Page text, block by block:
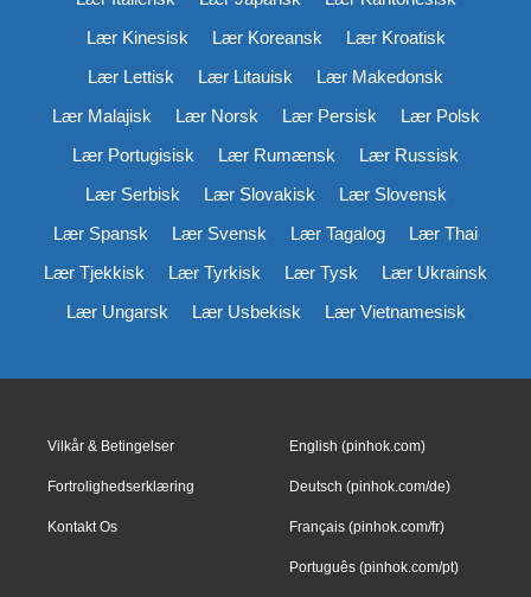
Lær Kinesisk
Lær Koreansk
Lær Kroatisk
Lær Lettisk
Lær Litauisk
Lær Makedonsk
Lær Malajisk
Lær Norsk Lær Persisk
Lær Polsk
Lær Portugisisk
Lær Rumænsk
Lær Russisk
Lær Serbisk
Lær Slovakisk
Lær Slovensk
Lær Spansk
Lær Svensk Lær Tagalog
Lær Thai
Lær Tjekkisk
Lær Tyrkisk Lær Tysk
Lær Ukrainsk
Lær Ungarsk
Lær Usbekisk Lær Vietnamesisk
Vilkår & Betingelser
Fortrolighedserklæring
Kontakt Os
English (pinhok.com)
Deutsch (pinhok.com/de)
Français (pinhok.com/fr)
Português (pinhok.com/pt)